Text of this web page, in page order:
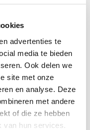
advertenties te
media te bieden
Ook delen we
site met onze
en analyse. Deze
met andere
of die ze hebben
hun services.